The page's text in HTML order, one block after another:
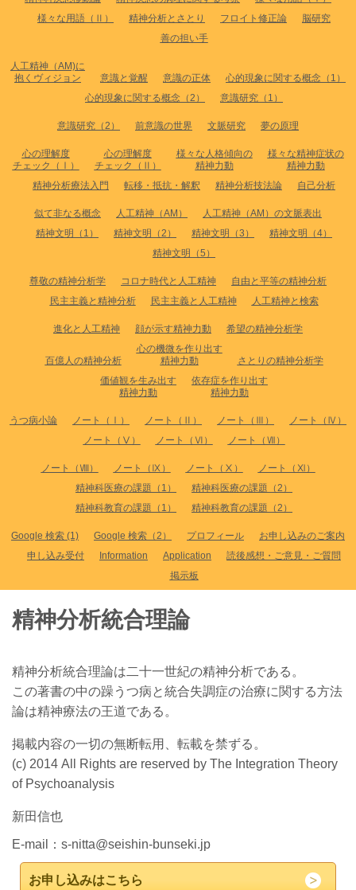
様々な用語（Ⅱ）
精神分析とさとり フロイト修正論
脳研究
善の担い手
人工精神（AM)に
抱くヴィジョン
意識と覚醒 意識の正体
心的現象に関する概念（1）
心的現象に関する概念（2）
意識研究（1）
意識研究（2） 前意識の世界 文脈研究 夢の原理
心の理解度
チェック（Ⅰ）
心の理解度
チェック（Ⅱ）
様々な人格傾向の
精神力動
様々な精神症状の
精神力動
精神分析療法入門
転移・抵抗・解釈 精神分析技法論 自己分析
似て非なる概念 人工精神（AM）
人工精神（AM）の文脈表出
精神文明（1）
精神文明（2） 精神文明（3）
精神文明（4）
精神文明（5）
尊敬の精神分析学 コロナ時代と人工精神
自由と平等の精神分析
民主主義と精神分析
民主主義と人工精神 人工精神と検索
進化と人工精神 顔が示す精神力動 希望の精神分析学
百億人の精神分析
心の機微を作り出す
精神力動
さとりの精神分析学
価値観を生み出す
精神力動
依存症を作り出す
精神力動
うつ病小論 ノート（Ⅰ） ノート（Ⅱ） ノート（Ⅲ）
ノート（Ⅳ）
ノート（Ⅴ）
ノート（Ⅵ） ノート（Ⅶ）
ノート（Ⅷ） ノート（Ⅸ） ノート（Ⅹ）
ノート（Ⅺ）
精神科医療の課題（1）
精神科医療の課題（2）
精神科教育の課題（1）
精神科教育の課題（2）
Google 検索 (1) Google 検索（2） プロフィール
お申し込みのご案内
申し込み受付
Information Application
読後感想・ご意見・ご質問
掲示板
精神分析統合理論
精神分析統合理論は二十一世紀の精神分析である。
この著書の中の躁うつ病と統合失調症の治療に関する方法
論は精神療法の王道である。
掲載内容の一切の無断転用、転載を禁ずる。
(c) 2014 All Rights are reserved by The Integration Theory
of Psychoanalysis
新田信也
E-mail： s-nitta@seishin-bunseki.jp
お申し込みはこちら